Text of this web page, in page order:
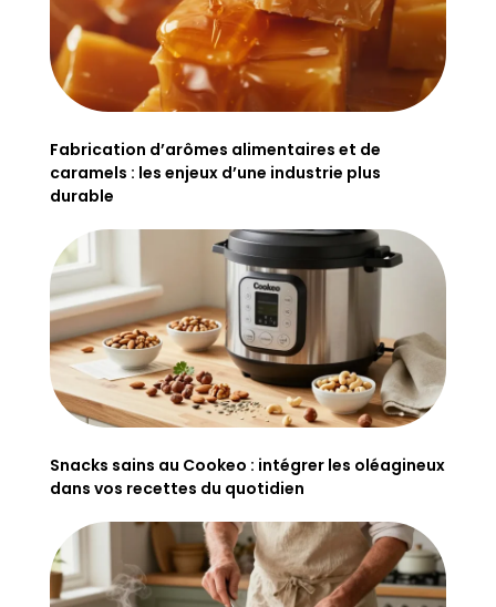
Fabrication d’arômes alimentaires et de
caramels : les enjeux d’une industrie plus
durable
Snacks sains au Cookeo : intégrer les oléagineux
dans vos recettes du quotidien